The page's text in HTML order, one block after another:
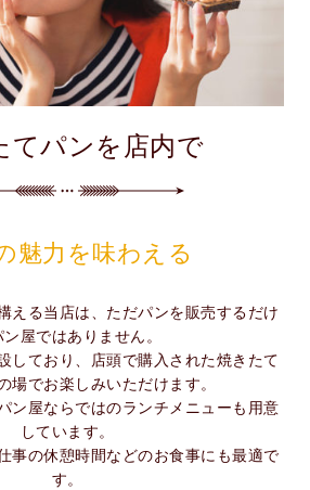
てパンを店内で
魅力を味わえる
える当店は、ただパンを販売するだけ
屋ではありません。
しており、店頭で購入された焼きたて
場でお楽しみいただけます。
ン屋ならではのランチメニューも用意
しています。
事の休憩時間などのお食事にも最適で
す。